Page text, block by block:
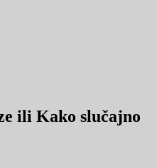
ili Kako slučajno